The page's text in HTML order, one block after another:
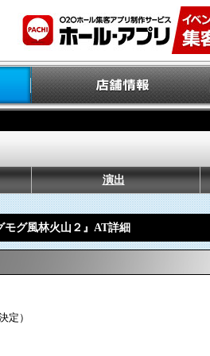
演出
モグ風林火山２』AT詳細
定）